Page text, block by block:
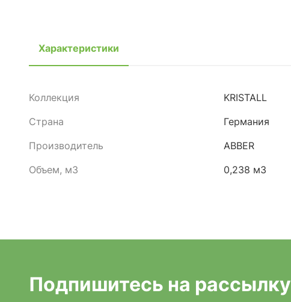
Характеристики
Коллекция
KRISTALL
Страна
Германия
Производитель
ABBER
Объем, м3
0,238 м3
Подпишитесь на рассылку